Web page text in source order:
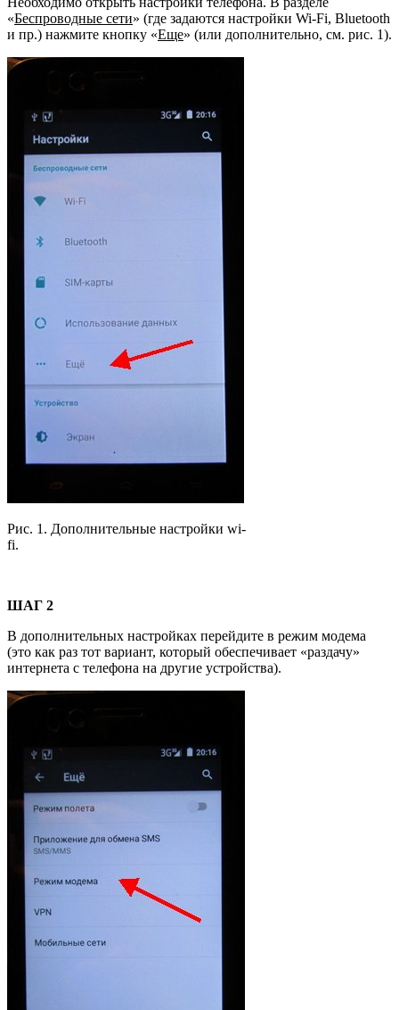
«Беспроводные сети» (где задаются настройки Wi-Fi, Bluetooth
и пр.) нажмите кнопку «Еще» (или дополнительно, см. рис. 1).
Рис. 1. Дополнительные настройки wi-
fi.
ШАГ 2
В дополнительных настройках перейдите в режим модема
(это как раз тот вариант, который обеспечивает «раздачу»
интернета с телефона на другие устройства).